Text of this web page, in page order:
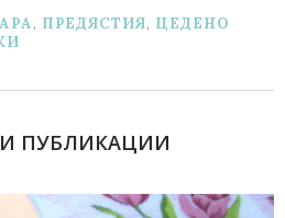
, ПРЕДЯСТИЯ, ЦЕДЕНО
ПУБЛИКАЦИИ